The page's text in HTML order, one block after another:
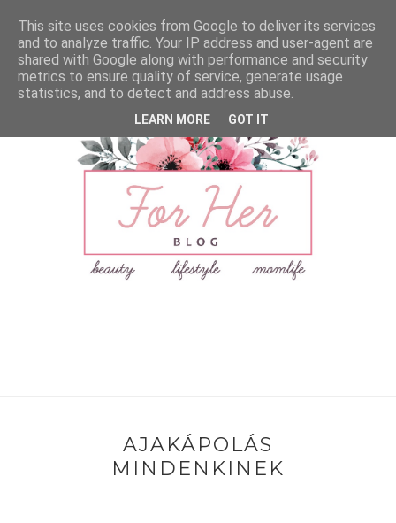
AJAKÁPOLÁS
MINDENKINEK
This site uses cookies from Google to deliver its services
and to analyze traffic. Your IP address and user-agent are
shared with Google along with performance and security
metrics to ensure quality of service, generate usage
statistics, and to detect and address abuse.
LEARN MORE GOT IT